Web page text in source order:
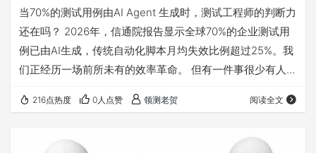
小时吗？
当70%的测试用例由AI Agent 生成时，测试工程师的判断力
还在吗？ 2026年，信通院报告显示全球70%的企业测试用
例已由AI生成，传统自动化脚本月均失效比例超过25%。我
们正经历一场前所未有的效率革命。 但有一件事很少有人提
拿去思考了吗？ 还是，它们悄悄溜去刷手机、回复无关紧要
贺这篇文章讲的，就是一个测试人在效率狂飙中，差点弄丢
216点热度 0人点赞 领测老贺 阅读全文